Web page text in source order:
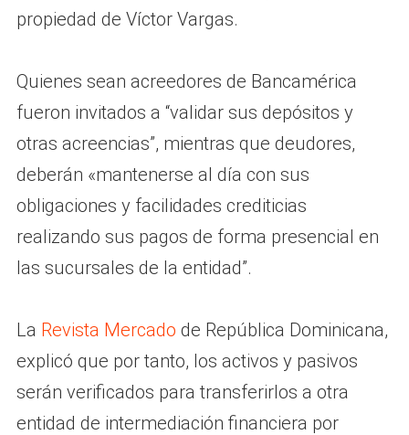
propiedad de Víctor Vargas.
Quienes sean acreedores de Bancamérica
fueron invitados a “validar sus depósitos y
otras acreencias”, mientras que deudores,
deberán «mantenerse al día con sus
obligaciones y facilidades crediticias
realizando sus pagos de forma presencial en
las sucursales de la entidad”.
La Revista Mercado de República Dominicana,
explicó que por tanto, los activos y pasivos
serán verificados para transferirlos a otra
entidad de intermediación financiera por